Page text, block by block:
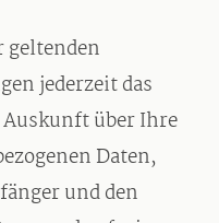
geltenden
jederzeit das
über Ihre
Daten,
und den